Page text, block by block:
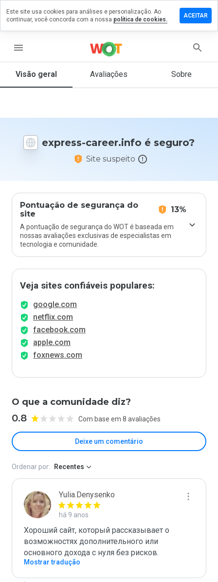
menu
Visão geral Avaliações Sobre
express-career.info é seguro?
Site suspeito
Pontuação de segurança do
site
13%
A pontuação de segurança do WOT é baseada em
nossas avaliações exclusivas de especialistas em
tecnologia e comunidade.
Veja sites confiáveis populares:
google.com
netflix.com
facebook.com
apple.com
foxnews.com
O que a comunidade diz?
0.8 Com base em 8 avaliações
Deixe um comentário
um
a 5,
daria
Ordenar por: Recentes
Yulia.Denysenko
há 9 anos
Хороший сайт, который рассказывает о
возможностях дополнительного или
основного дохода с нуля без рисков.
Mostrar tradução
Este site usa cookies para análises e personalização. Ao
continuar, você concorda com a nossa política de cookies.
ACEITAR